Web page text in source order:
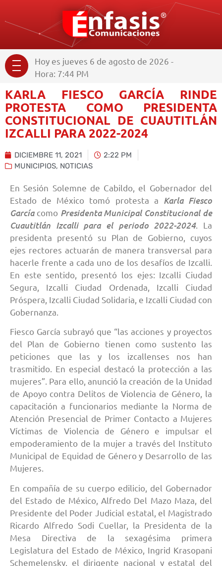
Hoy es jueves 6 de agosto de 2026 -
Hora: 7:44 PM
KARLA FIESCO GARCÍA RINDE
PROTESTA COMO PRESIDENTA
CONSTITUCIONAL DE CUAUTITLÁN
IZCALLI PARA 2022-2024
DICIEMBRE 11, 2021
2:22 PM
MUNICIPIOS, NOTICIAS
En Sesión Solemne de Cabildo, el Gobernador del
Estado de México tomó protesta a Karla Fiesco
Garcíacomo Presidenta Municipal Constitucional de
Cuautitlán Izcalli para el periodo 2022-2024. La
presidenta presentó su Plan de Gobierno, cuyos
ejes rectores actuarán de manera transversal para
hacerle frente a cada uno de los desafíos de Izcalli.
En este sentido, presentó los ejes: Izcalli Ciudad
Segura, Izcalli Ciudad Ordenada, Izcalli Ciudad
Próspera, Izcalli Ciudad Solidaria, e Izcalli Ciudad con
Gobernanza.
Fiesco García subrayó que “las acciones y proyectos
del Plan de Gobierno tienen como sustento las
peticiones que las y los izcallenses nos han
trasmitido. En especial destacó la protección a las
mujeres”. Para ello, anunció la creación de la Unidad
de Apoyo contra Delitos de Violencia de Género, la
capacitación a funcionarios mediante la Norma de
Atención Presencial de Primer Contacto a Mujeres
Víctimas de Violencia de Género e impulsar el
empoderamiento de la mujer a través del Instituto
Municipal de Equidad de Género y Desarrollo de las
Mujeres.
En compañía de su cuerpo edilicio, del Gobernador
del Estado de México, Alfredo Del Mazo Maza, del
Presidente del Poder Judicial estatal, el Magistrado
Ricardo Alfredo Sodi Cuellar, la Presidenta de la
Mesa Directiva de la sexagésima primera
Legislatura del Estado de México, Ingrid Krasopani
Schemelensky, el dirigente nacional y estatal del